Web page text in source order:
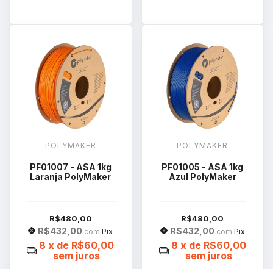
POLYMAKER
PF01007 - ASA 1kg
Laranja PolyMaker
R$480,00
R$432,00 com Pix
8 x de R$60,00
sem juros
POLYMAKER
PF01005 - ASA 1kg
Azul PolyMaker
R$480,00
R$432,00 com Pix
8 x de R$60,00
sem juros